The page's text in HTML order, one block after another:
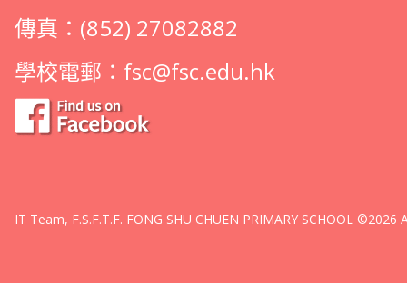
傳真：(852) 27082882
學校電郵： fsc@fsc.edu.hk
IT Team, F.S.F.T.F. FONG SHU CHUEN PRIMARY SCHOOL ©2026